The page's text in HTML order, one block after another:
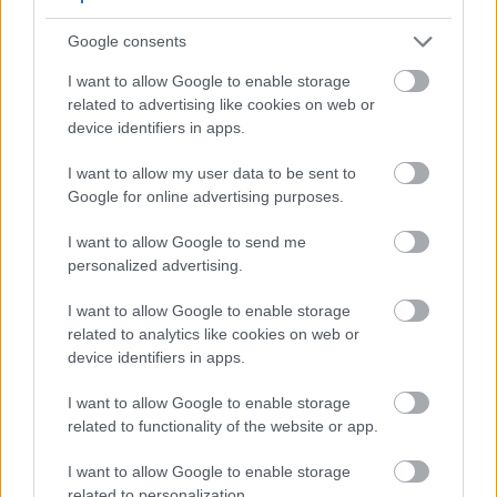
Google consents
I want to allow Google to enable storage
related to advertising like cookies on web or
device identifiers in apps.
I want to allow my user data to be sent to
Google for online advertising purposes.
I want to allow Google to send me
personalized advertising.
I want to allow Google to enable storage
related to analytics like cookies on web or
device identifiers in apps.
I want to allow Google to enable storage
related to functionality of the website or app.
I want to allow Google to enable storage
Посібник з користі ревеню для здоров'я
Опубліковано: 13 липня 2026 р. о 19:04:07 UTC
Ревінь є одним із найцікавіших овочів у
Північній Америці. Хоча багато людей ставляться
до нього як до фрукта в десертах, ця рослина
виходять далеко за рамки її кулінарного
використання. Яскраво-червоні стебла містять
безліч поживних речовин, які підтримують ваш
організм різними способами.Читати далі...
Чудова користь айви для здоров'я:
забутий природою суперфрукт
Опубліковано: 13 липня 2026 р. о 19:00:21 UTC
Хоча айву століттями цінували в
середземноморських та близькосхідних
культурах, у багатьох західних країнах вона
фрукт має вражаючу поживну цінність і